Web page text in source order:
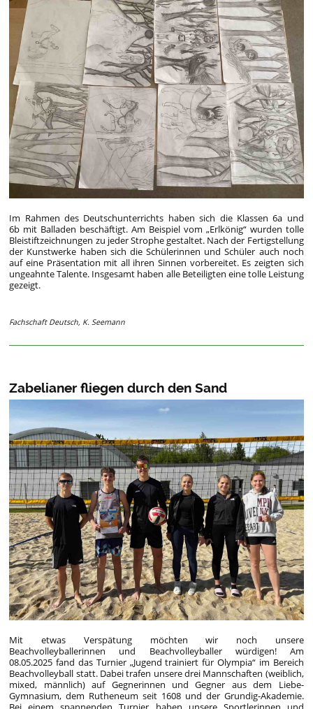
Im Rahmen des Deutschunterrichts haben sich die Klassen 6a und
6b mit Balladen beschäftigt. Am Beispiel vom „Erlkönig“ wurden tolle
Bleistiftzeichnungen zu jeder Strophe gestaltet. Nach der Fertigstellung
der Kunstwerke haben sich die Schülerinnen und Schüler auch noch
auf eine Präsentation mit all ihren Sinnen vorbereitet. Es zeigten sich
ungeahnte Talente. Insgesamt haben alle Beteiligten eine tolle Leistung
gezeigt.
Fachschaft Deutsch, K. Seemann
Zabelianer fliegen durch den Sand
Mit etwas Verspätung möchten wir noch unsere
Beachvolleyballerinnen und Beachvolleyballer würdigen! Am
08.05.2025 fand das Turnier „Jugend trainiert für Olympia“ im Bereich
Beachvolleyball statt. Dabei trafen unsere drei Mannschaften (weiblich,
mixed, männlich) auf Gegnerinnen und Gegner aus dem Liebe-
Gymnasium, dem Rutheneum seit 1608 und der Grundig-Akademie.